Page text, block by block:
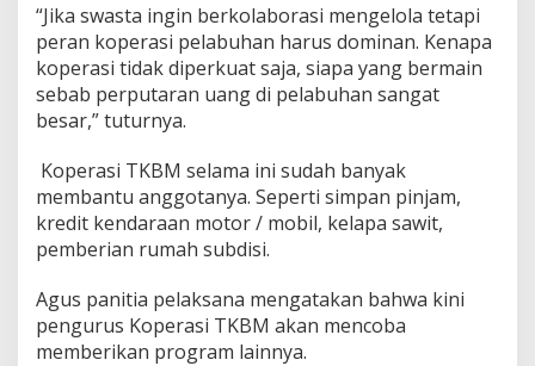
“Jika swasta ingin berkolaborasi mengelola tetapi
peran koperasi pelabuhan harus dominan. Kenapa
koperasi tidak diperkuat saja, siapa yang bermain
sebab perputaran uang di pelabuhan sangat
besar,” tuturnya.
Koperasi TKBM selama ini sudah banyak
membantu anggotanya. Seperti simpan pinjam,
kredit kendaraan motor / mobil, kelapa sawit,
pemberian rumah subdisi.
Agus panitia pelaksana mengatakan bahwa kini
pengurus Koperasi TKBM akan mencoba
memberikan program lainnya.